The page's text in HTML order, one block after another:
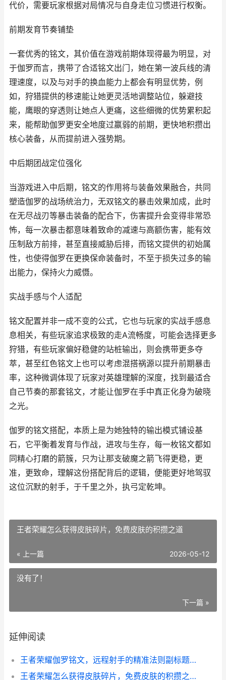
代价，需要玩家根据对局情况与自身走位习惯进行权衡。
前期发育节奏铺垫
一套优秀的铭文，其价值在游戏前期体现得最为明显，对
于伽罗而言，携带了合适铭文出门，她在第一波兵线的清
理速度，以及与对手的换血能力上都会有明显优势，例
如，狩猎提供的移速能让她更灵活地调整站位，躲避技
能，鹰眼的穿透则让她点人更痛，这些细微的优势累积起
来，能帮助伽罗更安全地度过羸弱的前期，更快地积攒出
核心装备，从而提前进入强势期。
中后期团战定位强化
当游戏进入中后期，铭文的作用将与装备效果融合，共同
塑造伽罗的战场统治力，无双铭文的暴击效果加成，此时
在无尽战刃等暴击装备的配合下，伤害提升会变得非常恐
怖，每一次暴击都意味着致命的减速与高额伤害，能有效
压制敌方前排，甚至直接威胁后排，而铭文提供的初始属
性，也使得伽罗在更换保命装备时，不至于损失过多的输
出能力，保持火力威慑。
实战手感与个人适配
铭文配置并非一成不变的公式，它也与玩家的实战手感息
息相关，有些玩家追求极致的走A流畅度，可能会选择更多
狩猎，有些玩家偏好稳健的站桩输出，则会携带更多夺
萃，甚至红色铭文上也可以考虑混搭祸源以提升前期暴击
率，这种微调体现了玩家对英雄理解的深度，找到最适合
自己节奏的那套铭文，才能让伽罗在手中真正化身为破晓
之光。
伽罗的铭文搭配，本质上是为她独特的输出模式铺设基
石，它平衡着发育与作战，进攻与生存，每一枚铭文都如
同精心打磨的箭簇，只为让那支破魔之箭飞得更稳，更
准，更致命，理解这份搭配背后的逻辑，便能更好地驾驭
这位沉默的射手，于千里之外，执弓定乾坤。
王者荣耀怎么获得皮肤碎片，免费皮肤的积攒之道
« 上一篇 2026-05-12
没有了！
下一篇 »
延伸阅读
王者荣耀伽罗铭文，远程射手的精准法则副标题，穿透风暴的寂静箭矢
王者荣耀怎么获得皮肤碎片，免费皮肤的积攒之道